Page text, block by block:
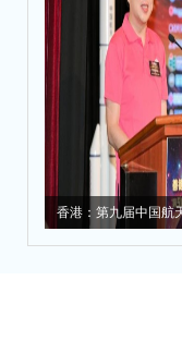
香港：第九届中国航